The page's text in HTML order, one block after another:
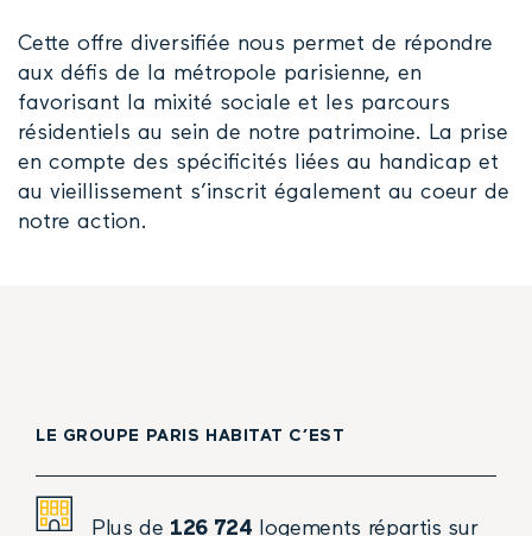
Cette offre diversifiée nous permet de répondre
aux défis de la métropole parisienne, en
favorisant la mixité sociale et les parcours
résidentiels au sein de notre patrimoine. La prise
en compte des spécificités liées au handicap et
au vieillissement s’inscrit également au coeur de
notre action.
LE GROUPE PARIS HABITAT C’EST
Plus de 126 724 logements répartis sur